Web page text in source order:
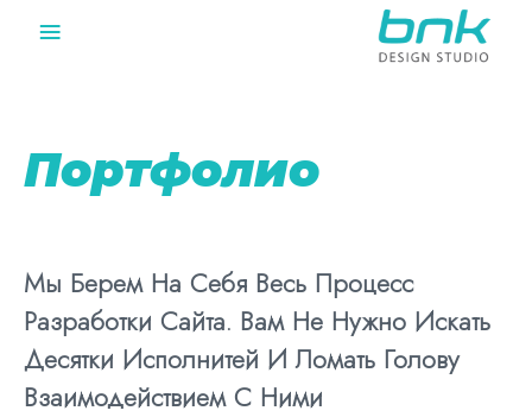
≡
Портфолио
Мы Берем На Себя Весь Процесс
Разработки Сайта. Вам Не Нужно Искать
Десятки Исполнитей И Ломать Голову
Взаимодействием С Ними